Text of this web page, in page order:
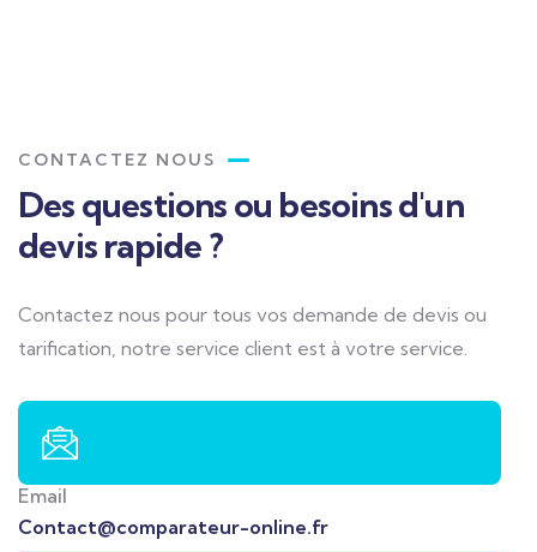
CONTACTEZ NOUS
Des questions ou besoins d'un
devis rapide ?
Contactez nous pour tous vos demande de devis ou
tarification, notre service client est à votre service.
Email
Contact@comparateur-online.fr